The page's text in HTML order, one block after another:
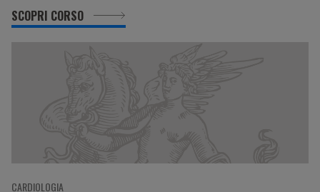
SCOPRI CORSO
CARDIOLOGIA